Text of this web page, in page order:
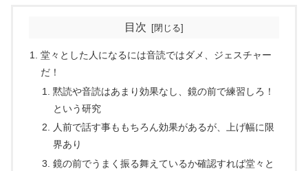
目次
堂々とした人になるには音読ではダメ、ジェスチャー
だ！
黙読や音読はあまり効果なし、鏡の前で練習しろ！
という研究
人前で話す事ももちろん効果があるが、上げ幅に限
界あり
鏡の前でうまく振る舞えているか確認すれば堂々と